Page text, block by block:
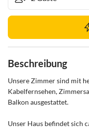
Beschreibung
Unsere Zimmer sind mit
Kabelfernsehen,
Balkon ausgestattet.
Unser Haus befindet sich